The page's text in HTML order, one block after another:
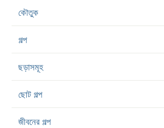
কৌতুক
গল্প
ছড়াসমূহ
ছোট গল্প
জীবনের গল্প